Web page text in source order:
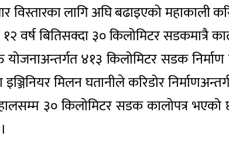
विस्तारका लागि अघि बढाइएको महाकाली
बितिसक्दा ३० किलोमिटर सडकमात्रै
४१३ किलोमिटर सडक निर्माण
मिलन घतानीले करिडोर
३० किलोमिटर सडक कालोपत्र भएको